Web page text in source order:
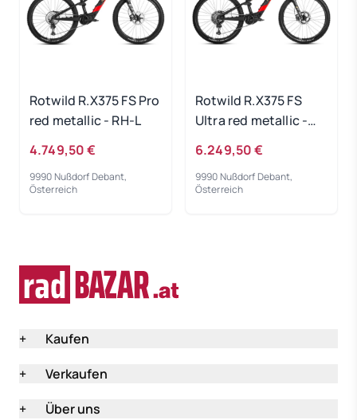
Rotwild R.X375 FS Pro
red metallic - RH-L
4.749,50 €
9990 Nußdorf Debant,
Österreich
Rotwild R.X375 FS
Ultra red metallic -
6.249,50 €
9990 Nußdorf Debant,
Österreich
+
Kaufen
+
Verkaufen
+
Über uns